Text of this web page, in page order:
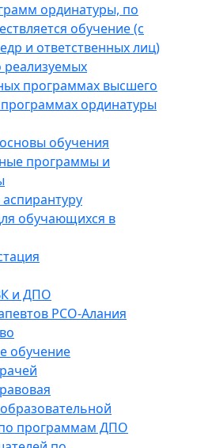
ординатуры, по
обучение (с
и ответственных лиц)
программах высшего
ординатуры
обучения
программы и
обучающихся в
и ДПО
РСО-Алания
обучение
программам ДПО